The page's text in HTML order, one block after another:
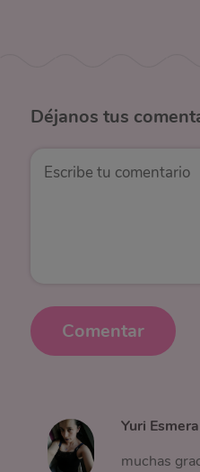
Déjanos tus
Comentar
Yuri
muchas